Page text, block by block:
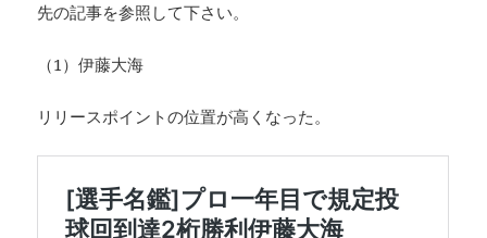
先の記事を参照して下さい。
（1）伊藤大海
リリースポイントの位置が高くなった。